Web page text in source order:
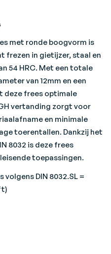
met ronde boogvorm is
frezen in gietijzer, staal en
54 HRC. Met een totale
van 12mm en een
deze frees optimale
vertanding zorgt voor
en minimale
toerentallen. Dankzij het
8032 is deze frees
toepassingen.
DIN 8032.SL =